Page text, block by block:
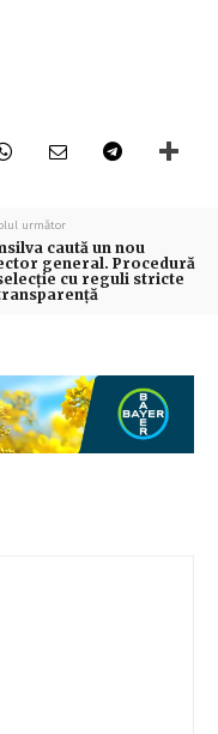
următor
caută un nou
general. Procedură
cu reguli stricte